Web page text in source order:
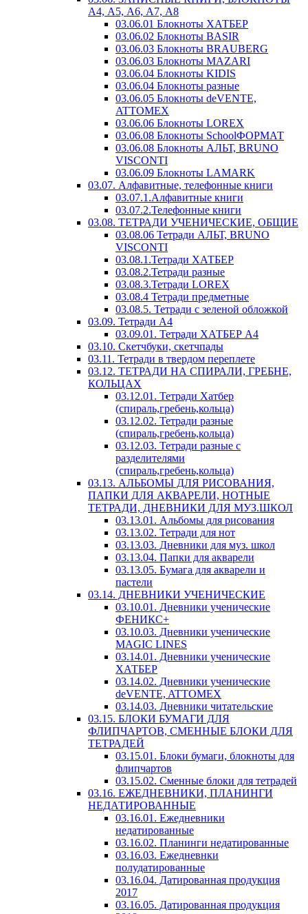
А4, А5, А6, А7, А8
03.06.01 Блокноты ХАТБЕР
03.06.02 Блокноты BASIR
03.06.03 Блокноты BRAUBERG
03.06.03 Блокноты MAZARI
03.06.04 Блокноты KIDIS
03.06.04 Блокноты разные
03.06.05 Блокноты deVENTE,
ATTOMEX
03.06.06 Блокноты LOREX
03.06.08 Блокноты SchoolФОРМАТ
03.06.08 Блокноты АЛЬТ, BRUNO
VISCONTI
03.06.09 Блокноты LAMARK
03.07. Алфавитные, телефонные книги
03.07.1.Алфавитные книги
03.07.2.Телефонные книги
03.08. ТЕТРАДИ УЧЕНИЧЕСКИЕ, ОБЩИЕ
03.08.06 Тетради АЛЬТ, BRUNO
VISCONTI
03.08.1.Тетради ХАТБЕР
03.08.2.Тетради разные
03.08.3.Тетради LOREX
03.08.4 Тетради предметные
03.08.5. Тетради с зеленой обложкой
03.09. Тетради А4
03.09.01. Тетради ХАТБЕР А4
03.10. Скетчбуки, скетчпады
03.11. Тетради в твердом переплете
03.12. ТЕТРАДИ НА СПИРАЛИ, ГРЕБНЕ,
КОЛЬЦАХ
03.12.01. Тетради Хатбер
(спираль,гребень,кольца)
03.12.02. Тетради разные
(спираль,гребень,кольца)
03.12.03. Тетради разные с
разделителями
(спираль,гребень,кольца)
03.13. АЛЬБОМЫ ДЛЯ РИСОВАНИЯ,
ПАПКИ ДЛЯ АКВАРЕЛИ, НОТНЫЕ
ТЕТРАДИ, ДНЕВНИКИ ДЛЯ МУЗ.ШКОЛ
03.13.01. Альбомы для рисования
03.13.02. Тетради для нот
03.13.03. Дневники для муз. школ
03.13.04. Папки для акварели
03.13.05. Бумага для акварели и
пастели
03.14. ДНЕВНИКИ УЧЕНИЧЕСКИЕ
03.10.01. Дневники ученические
ФЕНИКС+
03.10.03. Дневники ученические
MAGIC LINES
03.14.01. Дневники ученические
ХАТБЕР
03.14.02. Дневники ученические
deVENTE, ATTOMEX
03.14.03. Дневники читательские
03.15. БЛОКИ БУМАГИ ДЛЯ
ФЛИПЧАРТОВ, СМЕННЫЕ БЛОКИ ДЛЯ
ТЕТРАДЕЙ
03.15.01. Блоки бумаги, блокноты для
флипчартов
03.15.02. Сменные блоки для тетрадей
03.16. ЕЖЕДНЕВНИКИ, ПЛАНИНГИ
НЕДАТИРОВАННЫЕ
03.16.01. Ежедневники
недатированные
03.16.02. Планинги недатированные
03.16.03. Ежедневнки
полудатированные
03.16.04. Датированная продукция
2017
03.16.05. Датированная продукция